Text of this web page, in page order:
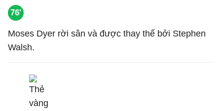
76'
Moses Dyer rời sân và được thay thế bởi Stephen
Walsh.